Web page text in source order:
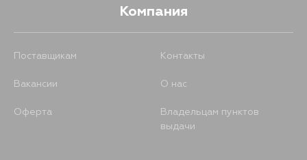
Компания
Поставщикам Контакты
Вакансии О нас
Оферта
Владельцам пунктов
выдачи